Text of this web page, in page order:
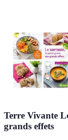
Terre Vivante
grands effets